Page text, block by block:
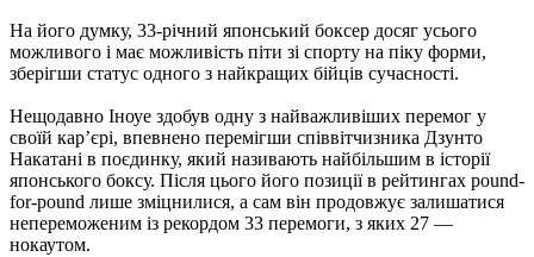
На його думку, 33-річний японський боксер досяг усього
можливого і має можливість піти зі спорту на піку форми,
зберігши статус одного з найкращих бійців сучасності.
Нещодавно Іноуе здобув одну з найважливіших перемог у
своїй кар’єрі, впевнено перемігши співвітчизника Дзунто
Накатані в поєдинку, який називають найбільшим в історії
японського боксу. Після цього його позиції в рейтингах pound-
for-pound лише зміцнилися, а сам він продовжує залишатися
непереможеним із рекордом 33 перемоги, з яких 27 —
нокаутом.